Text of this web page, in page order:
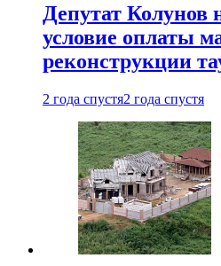
Депутат Колунов
условие оплаты
реконструкции
2 года спустя2 года спустя